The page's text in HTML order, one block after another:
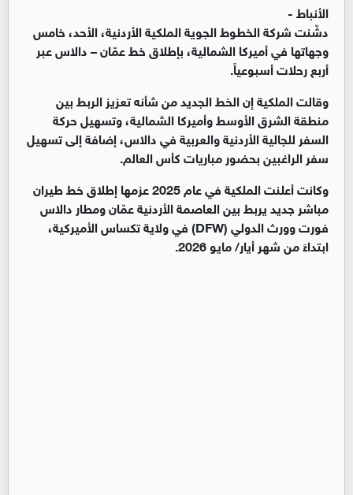
الأنباط -
دشّنت شركة الخطوط الجوية الملكية الأردنية، الأحد، خامس
وجهاتها في أميركا الشمالية، بإطلاق خط عمّان – دالاس عبر
أربع رحلات أسبوعياً.
وقالت الملكية إن الخط الجديد من شأنه تعزيز الربط بين
منطقة الشرق الأوسط وأميركا الشمالية، وتسهيل حركة
السفر للجالية الأردنية والعربية في دالاس، إضافة إلى تسهيل
سفر الراغبين بحضور مباريات كأس العالم.
وكانت أعلنت الملكية في عام 2025 عزمها إطلاق خط طيران
مباشر جديد يربط بين العاصمة الأردنية عمّان ومطار دالاس
فورت وورث الدولي (DFW) في ولاية تكساس الأميركية،
ابتداءً من شهر أيار/ مايو 2026.